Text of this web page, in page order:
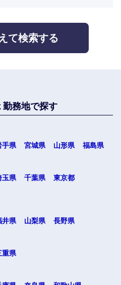
て検索する
勤務地で探す
手県 宮城県 山形県 福島県
玉県 千葉県
東京都
井県 山梨県 長野県
重県